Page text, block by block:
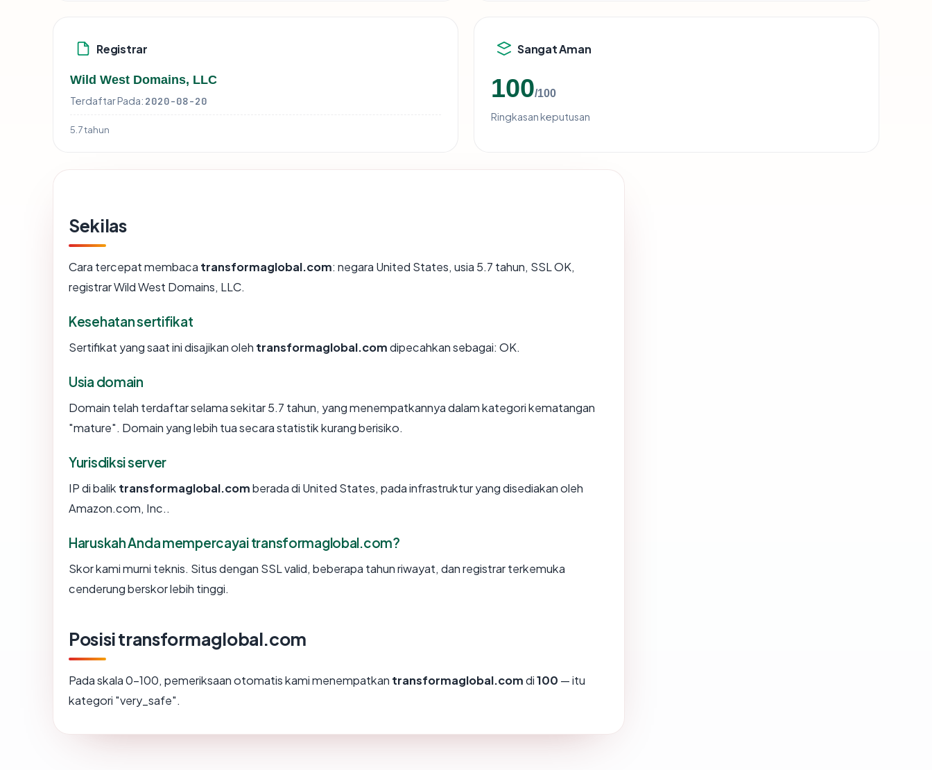
Registrar
Wild West Domains, LLC
Terdaftar Pada: 2020-08-20
5.7 tahun
Sangat Aman
100/100
Ringkasan keputusan
Sekilas
Cara tercepat membaca transformaglobal.com: negara United States, usia 5.7 tahun, SSL OK,
registrar Wild West Domains, LLC.
Kesehatan sertifikat
Sertifikat yang saat ini disajikan oleh transformaglobal.comdipecahkan sebagai: OK.
Usia domain
Domain telah terdaftar selama sekitar 5.7 tahun, yang menempatkannya dalam kategori kematangan
"mature". Domain yang lebih tua secara statistik kurang berisiko.
Yurisdiksi server
IP di balik transformaglobal.comberada di United States, pada infrastruktur yang disediakan oleh
Amazon.com, Inc..
Haruskah Anda mempercayai transformaglobal.com?
Skor kami murni teknis. Situs dengan SSL valid, beberapa tahun riwayat, dan registrar terkemuka
cenderung berskor lebih tinggi.
Posisi transformaglobal.com
Pada skala 0-100, pemeriksaan otomatis kami menempatkan transformaglobal.comdi100 — itu
kategori "very_safe".